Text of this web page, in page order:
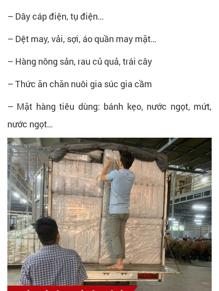
– Dây cáp điện, tụ điện…
– Dệt may, vải, sợi, áo quần may mặt…
– Hàng nông sản, rau củ quả, trái cây
– Thức ăn chăn nuôi gia súc gia cầm
– Mặt hàng tiêu dùng: bánh kẹo, nước ngọt, mứt,
nước ngọt…